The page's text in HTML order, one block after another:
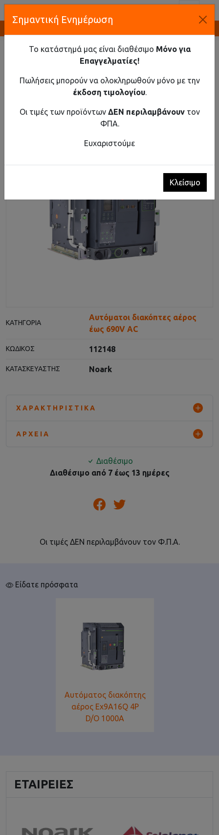
ΑΡΧΙΚΉ
ΒΙΟΜΗΧΑΝΙΚΌ ΥΛΙΚΌ
ΑΥΤΌΜΑΤΟΙ ΔΙΑΚΌΠΤΕΣ ΑΈΡΟΣ ΈΩΣ 690V AC
ΑΥΤΌΜΑΤΟΣ ΔΙΑΚΌΠΤΗΣ ΑΈΡΟΣ EX9A16Q 4P D/O 1000Α
Αυτόματος διακόπτης αέρος Ex9A16Q 4P D/O
ΚΑΤΗΓΟΡΊΑ
Αυτόματοι διακόπτες αέρος
έως 690V AC
ΚΩΔΙΚΌΣ 112148
ΚΑΤΑΣΚΕΥΑΣΤΉΣ Noark
ΧΑΡΑΚΤΗΡΙΣΤΙΚΆ
ΑΡΧΕΊΑ
Διαθέσιμο
Διαθέσιμο από 7 έως 13 ημέρες
Οι τιμές ΔΕΝ περιλαμβάνουν τον Φ.Π.Α.
Είδατε πρόσφατα
Αυτόματος διακόπτης
αέρος Ex9A16Q 4P
D/O 1000Α
ΕΤΑΙΡΕΊΕΣ
Σημαντική Ενημέρωση
Το κατάστημά μας είναι διαθέσιμο Μόνο για
Επαγγελματίες!
Πωλήσεις μπορούν να ολοκληρωθούν μόνο με την
έκδοση τιμολογίου.
Οι τιμές των προϊόντων ΔΕΝ περιλαμβάνουντον
ΦΠΑ.
Ευχαριστούμε
Κλείσιμο